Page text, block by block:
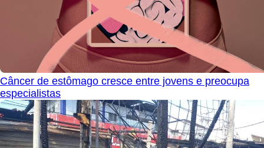
Câncer de estômago cresce entre jovens e preocupa
especialistas